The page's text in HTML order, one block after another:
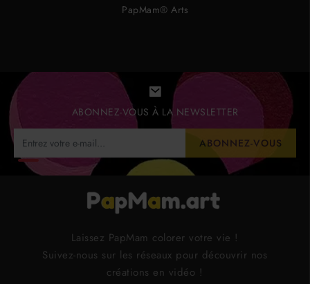
PapMam® Arts
ABONNEZ-VOUS À LA NEWSLETTER
ABONNEZ-VOUS
Laissez PapMam colorer votre vie !
Suivez-nous sur les réseaux pour découvrir nos
créations en vidéo !